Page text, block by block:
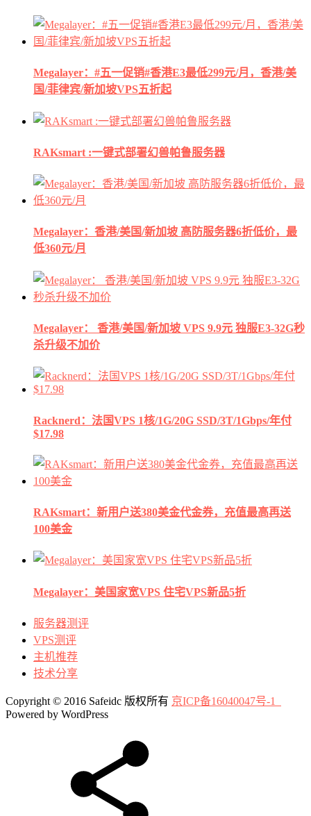
Megalayer：#五一促销#香港E3最低299元/月，香港/美
国/菲律宾/新加坡VPS五折起
RAKsmart :一键式部署幻兽帕鲁服务器
Megalayer：香港/美国/新加坡 高防服务器6折低价，最
低360元/月
Megalayer： 香港/美国/新加坡 VPS 9.9元 独服E3-32G秒
杀升级不加价
Racknerd：法国VPS 1核/1G/20G SSD/3T/1Gbps/年付
$17.98
RAKsmart：新用户送380美金代金券，充值最高再送
100美金
Megalayer：美国家宽VPS 住宅VPS新品5折
服务器测评
VPS测评
主机推荐
技术分享
Copyright © 2016 Safeidc 版权所有 京ICP备16040047号-1
Powered by WordPress